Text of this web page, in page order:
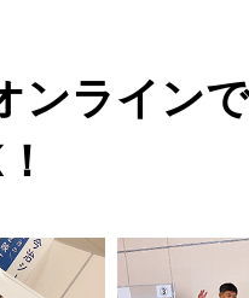
」「ICKNET 同
ど複数のイン
で安定したネ
ンライン